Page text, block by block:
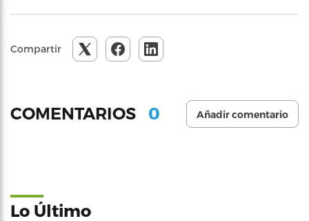
Compartir
COMENTARIOS 0 Añadir comentario
Lo Último